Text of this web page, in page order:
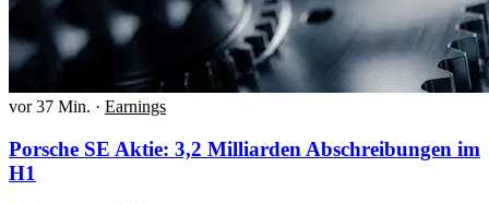
vor 37 Min. · Earnings
Porsche SE Aktie: 3,2 Milliarden Abschreibungen im
H1